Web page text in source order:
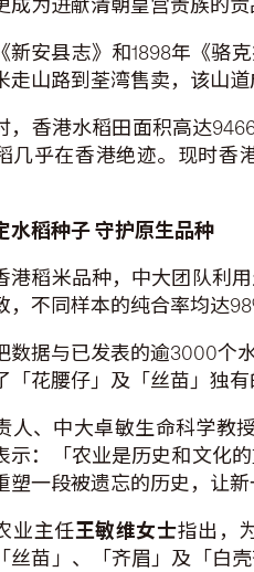
成为进献清朝皇宫贵族的贡
新安县志》和1898年《骆
走山路到荃湾售卖，该山
，香港水稻田面积高达
几乎在香港绝迹。现时香
水稻种子守护原生品种
港稻米品种，中大团队利
，不同样本的纯合率均达
数据与已发表的逾3000个
「花腰仔」及「丝苗」独
人、中大卓敏生命科学教
示：「农业是历史和文化
塑一段被遗忘的历史，让
业主任王敏维女士指出，
丝苗」、「齐眉」及「白